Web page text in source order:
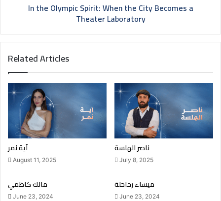
In the Olympic Spirit: When the City Becomes a
Theater Laboratory
Related Articles
آية نمر
August 11, 2025
ناصر الهلسة
July 8, 2025
مالك كاظمي
June 23, 2024
ميساء رحاحلة
June 23, 2024